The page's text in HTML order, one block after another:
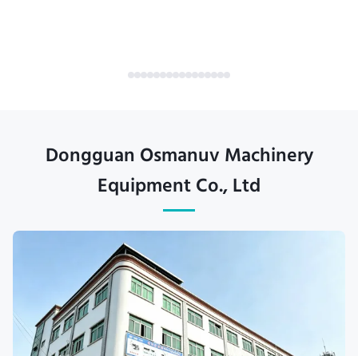
Dongguan Osmanuv Machinery
Equipment Co., Ltd